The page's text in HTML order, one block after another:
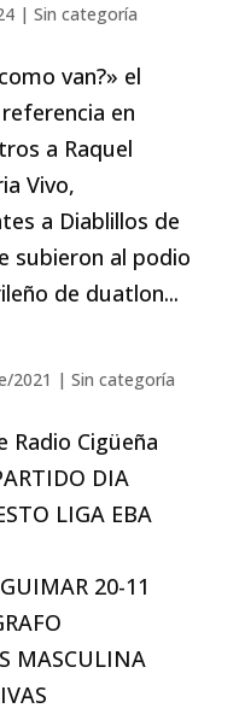
| Sin categoría
van?» el
en
a Raquel
Vivo,
a Diablillos de
subieron al podio
de duatlon...
2021 | Sin categoría
Radio Cigüeña
DIA
LIGA EBA
20-11
MASCULINA